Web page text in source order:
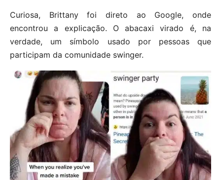
Curiosa, Brittany foi direto ao Google, onde
encontrou a explicação. O abacaxi virado é, na
verdade, um símbolo usado por pessoas que
participam da comunidade swinger.